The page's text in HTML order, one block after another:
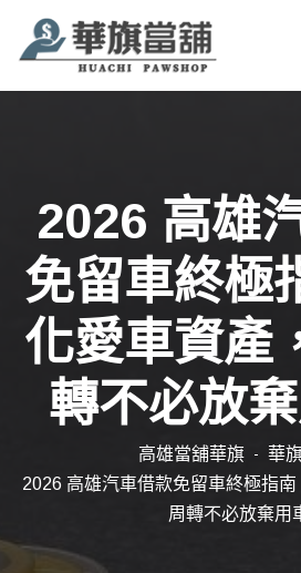
2026 高雄
免留車終極
化愛車資產
轉不必放
高雄當舖華旗
華
2026 高雄汽車借款免留車終極指
周轉不必放棄用